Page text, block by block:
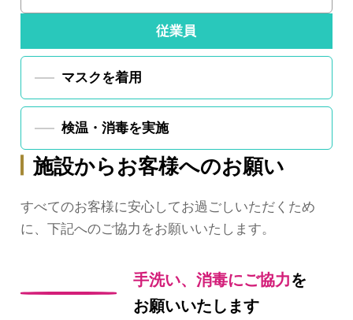
従業員
マスクを着用
検温・消毒を実施
施設からお客様へのお願い
すべてのお客様に安心してお過ごしいただくため
に、下記へのご協力をお願いいたします。
手洗い、消毒にご協力を
お願いいたします